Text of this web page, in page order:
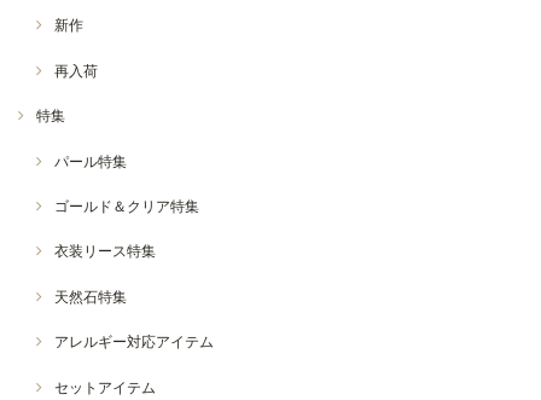
新作
再入荷
特集
パール特集
ゴールド＆クリア特集
衣装リース特集
天然石特集
アレルギー対応アイテム
セットアイテム